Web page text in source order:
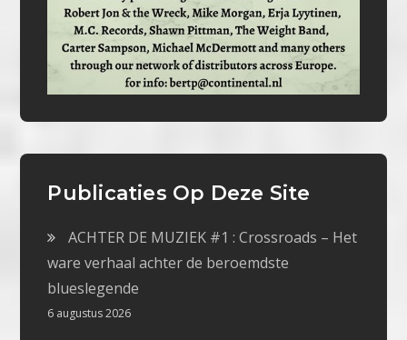
Publicaties Op Deze Site
ACHTER DE MUZIEK #1 : Crossroads – Het
ware verhaal achter de beroemdste
blueslegende
6 augustus 2026